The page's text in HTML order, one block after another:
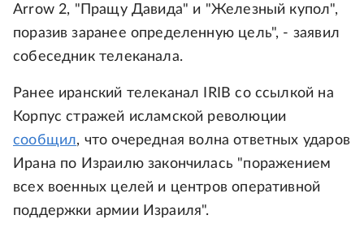
Arrow 2, "Пращу Давида" и "Железный купол",
поразив заранее определенную цель", - заявил
собеседник телеканала.
Ранее иранский телеканал IRIB со ссылкой на
Корпус стражей исламской революции
сообщил, что очередная волна ответных ударов
Ирана по Израилю закончилась "поражением
всех военных целей и центров оперативной
поддержки армии Израиля".